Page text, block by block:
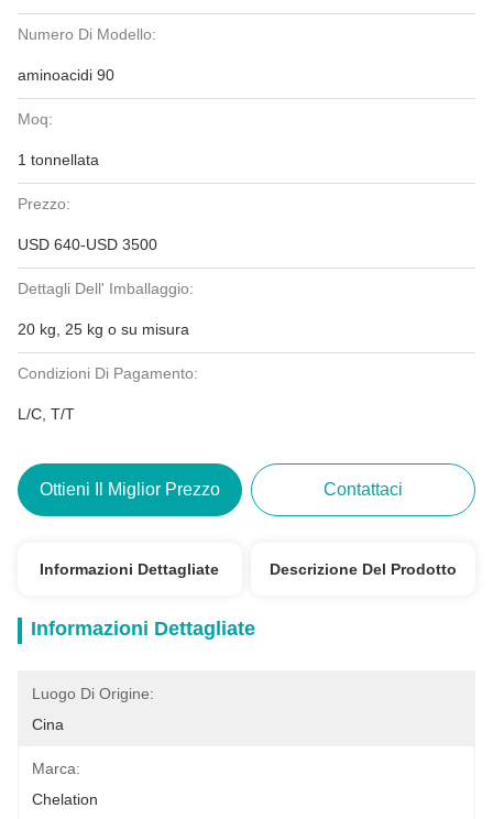
Numero Di Modello:
aminoacidi 90
Moq:
1 tonnellata
Prezzo:
USD 640-USD 3500
Dettagli Dell' Imballaggio:
20 kg, 25 kg o su misura
Condizioni Di Pagamento:
L/C, T/T
Ottieni Il Miglior Prezzo Contattaci
Informazioni Dettagliate Descrizione Del Prodotto
Informazioni Dettagliate
Luogo Di Origine:
Cina
Marca:
Chelation